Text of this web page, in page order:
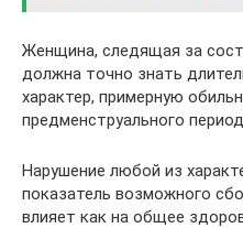
Женщина, следящая за
должна точно знать
характер, примерную
предменструального
Нарушение любой из
показатель возможного
влияет как на общее